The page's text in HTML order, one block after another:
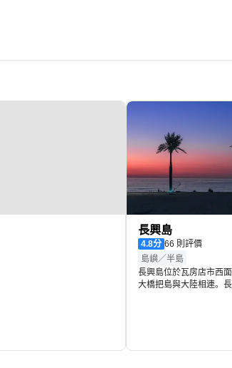
長興島
4.8分
66 則評價
島嶼／半島
長興島位於瓦房店市西
大橋把島與大陸相連。